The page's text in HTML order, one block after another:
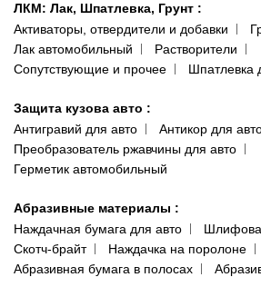
ЛКМ: Лак, Шпатлевка, Грунт :
Активаторы, отвердители и добавки
Лак автомобильный
Растворители
Сопутствующие и прочее
Шпатлевка
Защита кузова авто :
Антигравий для авто
Антикор для
Преобразователь ржавчины для авто
Герметик автомобильный
Абразивные материалы :
Наждачная бумага для авто
Скотч-брайт
Наждачка на поролоне
Абразивная бумага в полосах